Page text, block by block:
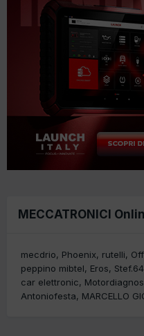
MECCATRONICI
mecdrio Phoenix rutelli
peppino mibtel
Eros Stef.64
car elettronic
Antoniofesta
MARCELLO